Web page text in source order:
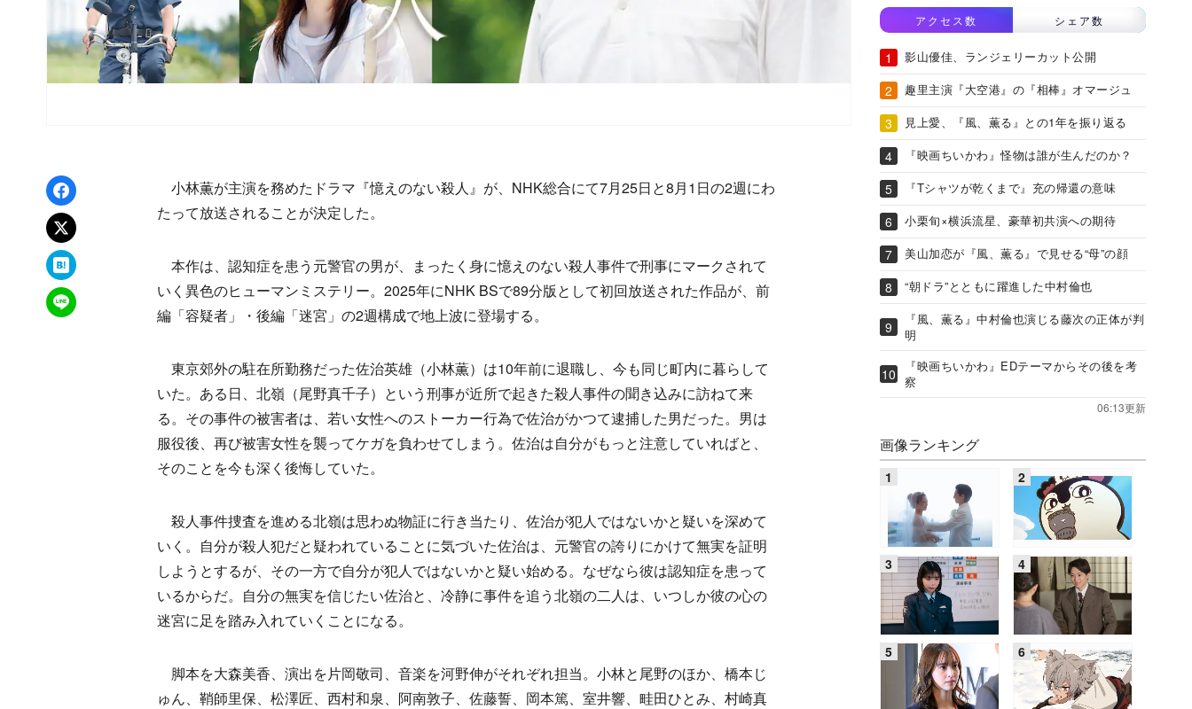
Facebookでシェア
xでポスト
はてなブックマーク
LINEで送る
小林薫が主演を務めたドラマ『憶えのない殺人』が、NHK総合にて7月25日と8月1日の2週にわ
たって放送されることが決定した。
本作は、認知症を患う元警官の男が、まったく身に憶えのない殺人事件で刑事にマークされて
いく異色のヒューマンミステリー。2025年にNHK BSで89分版として初回放送された作品が、前
編「容疑者」・後編「迷宮」の2週構成で地上波に登場する。
東京郊外の駐在所勤務だった佐治英雄（小林薫）は10年前に退職し、今も同じ町内に暮らして
いた。ある日、北嶺（尾野真千子）という刑事が近所で起きた殺人事件の聞き込みに訪ねて来
る。その事件の被害者は、若い女性へのストーカー行為で佐治がかつて逮捕した男だった。男は
服役後、再び被害女性を襲ってケガを負わせてしまう。佐治は自分がもっと注意していればと、
そのことを今も深く後悔していた。
殺人事件捜査を進める北嶺は思わぬ物証に行き当たり、佐治が犯人ではないかと疑いを深めて
いく。自分が殺人犯だと疑われていることに気づいた佐治は、元警官の誇りにかけて無実を証明
しようとするが、その一方で自分が犯人ではないかと疑い始める。なぜなら彼は認知症を患って
いるからだ。自分の無実を信じたい佐治と、冷静に事件を追う北嶺の二人は、いつしか彼の心の
迷宮に足を踏み入れていくことになる。
脚本を大森美香、演出を片岡敬司、音楽を河野伸がそれぞれ担当。小林と尾野のほか、橋本じ
ゅん、鞘師里保、松澤匠、西村和泉、阿南敦子、佐藤誓、岡本篤、室井響、畦田ひとみ、村崎真
アクセス数 シェア数
影山優佳、ランジェリーカット公開
趣里主演『大空港』の『相棒』オマージュ
見上愛、『風、薫る』との1年を振り返る
『映画ちいかわ』怪物は誰が生んだのか？
『Tシャツが乾くまで』充の帰還の意味
小栗旬×横浜流星、豪華初共演への期待
美山加恋が『風、薫る』で見せる“母”の顔
“朝ドラ”とともに躍進した中村倫也
『風、薫る』中村倫也演じる藤次の正体が判
明
『映画ちいかわ』EDテーマからその後を考
察
06:13更新
画像ランキング